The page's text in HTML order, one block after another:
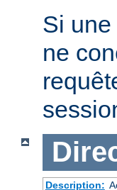
Si
ne
Description: